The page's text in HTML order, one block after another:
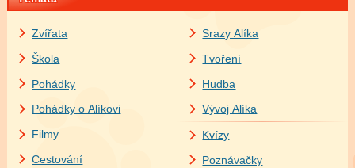
Zvířata
Škola
Pohádky
Pohádky o Alíkovi
Filmy
Cestování
Srazy Alíka
Tvoření
Hudba
Vývoj Alíka
Kvízy
Poznávačky